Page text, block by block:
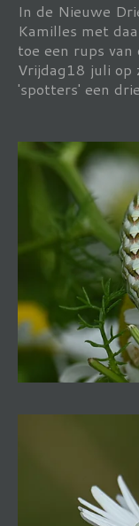
In de Nieuwe
Kamilles met
toe een rups
Vrijdag18 juli op
'spotters' een